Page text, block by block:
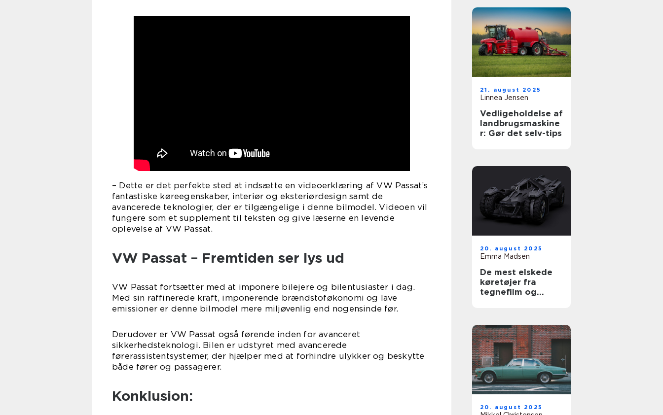
– Dette er det perfekte sted at indsætte en videoerklæring af VW Passat’s
fantastiske køreegenskaber, interiør og eksteriørdesign samt de
avancerede teknologier, der er tilgængelige i denne bilmodel. Videoen vil
fungere som et supplement til teksten og give læserne en levende
oplevelse af VW Passat.
VW Passat – Fremtiden ser lys ud
VW Passat fortsætter med at imponere bilejere og bilentusiaster i dag.
Med sin raffinerede kraft, imponerende brændstoføkonomi og lave
emissioner er denne bilmodel mere miljøvenlig end nogensinde før.
Derudover er VW Passat også førende inden for avanceret
sikkerhedsteknologi. Bilen er udstyret med avancerede
førerassistentsystemer, der hjælper med at forhindre ulykker og beskytte
både fører og passagerer.
Konklusion:
21. august 2025
Linnea Jensen
Vedligeholdelse af
landbrugsmaskine
r: Gør det selv-tips
20. august 2025
Emma Madsen
De mest elskede
køretøjer fra
tegnefilm og
20. august 2025